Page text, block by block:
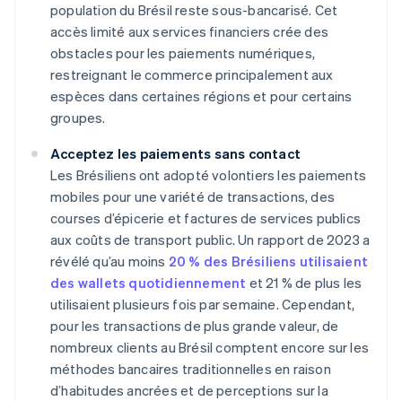
population du Brésil reste sous-bancarisé. Cet
accès limité aux services financiers crée des
obstacles pour les paiements numériques,
restreignant le commerce principalement aux
espèces dans certaines régions et pour certains
groupes.
Acceptez les paiements sans contact
Les Brésiliens ont adopté volontiers les paiements
mobiles pour une variété de transactions, des
courses d’épicerie et factures de services publics
aux coûts de transport public. Un rapport de 2023 a
révélé qu’au moins 20 % des Brésiliens utilisaient
des wallets quotidiennement et 21 % de plus les
utilisaient plusieurs fois par semaine. Cependant,
pour les transactions de plus grande valeur, de
nombreux clients au Brésil comptent encore sur les
méthodes bancaires traditionnelles en raison
d’habitudes ancrées et de perceptions sur la